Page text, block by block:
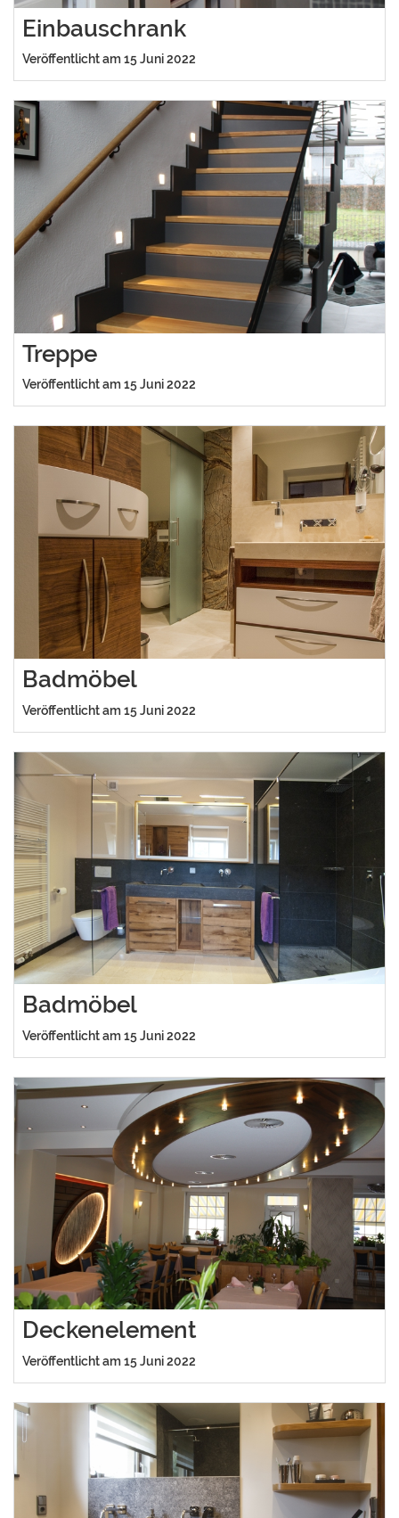
Einbauschrank
Veröffentlicht am 15 Juni 2022
Treppe
Veröffentlicht am 15 Juni 2022
Badmöbel
Veröffentlicht am 15 Juni 2022
Badmöbel
Veröffentlicht am 15 Juni 2022
Deckenelement
Veröffentlicht am 15 Juni 2022